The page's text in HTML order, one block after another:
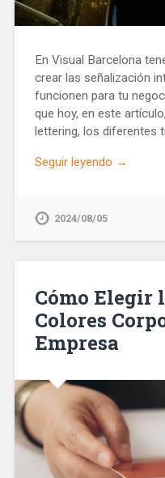
En Visual Barcelona
crear las señalización
funcionen para tu
que hoy, en este
lettering, los diferentes
Seguir leyendo →
2024/08/05
Cómo Elegir
Colores
Empresa